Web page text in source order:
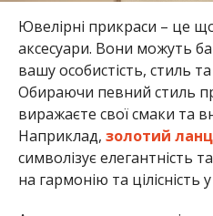
Ювелірні прикраси – це
аксесуари. Вони можуть
вашу особистість, стиль
Обираючи певний стиль
виражаєте свої смаки та
Наприклад, золотий
символізує елегантність
на гармонію та цілісність